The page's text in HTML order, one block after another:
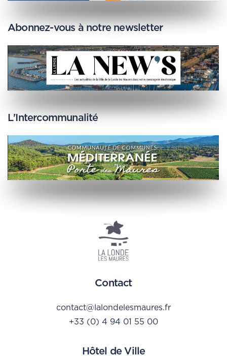
Abonnez-vous à notre newsletter
L'Intercommunalité
Hôtel de Ville
Contact
contact@lalondelesmaures.fr
+33 (0) 4 94 01 55 00